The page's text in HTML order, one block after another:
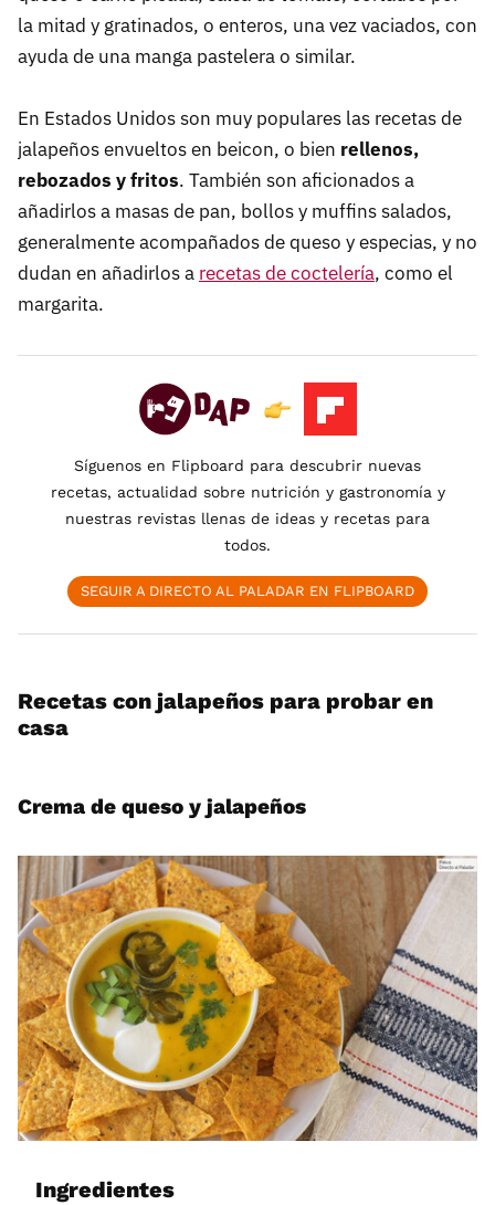
la mitad y gratinados, o enteros, una vez vaciados, con
ayuda de una manga pastelera o similar.
En Estados Unidos son muy populares las recetas de
jalapeños envueltos en beicon, o bien rellenos,
rebozados y fritos. También son aficionados a
añadirlos a masas de pan, bollos y muffins salados,
generalmente acompañados de queso y especias, y no
dudan en añadirlos a recetas de coctelería, como el
margarita.
Síguenos en Flipboard para descubrir nuevas
recetas, actualidad sobre nutrición y gastronomía y
nuestras revistas llenas de ideas y recetas para
todos.
SEGUIR A DIRECTO AL PALADAR EN FLIPBOARD
Recetas con jalapeños para probar en
casa
Crema de queso y jalapeños
Ingredientes